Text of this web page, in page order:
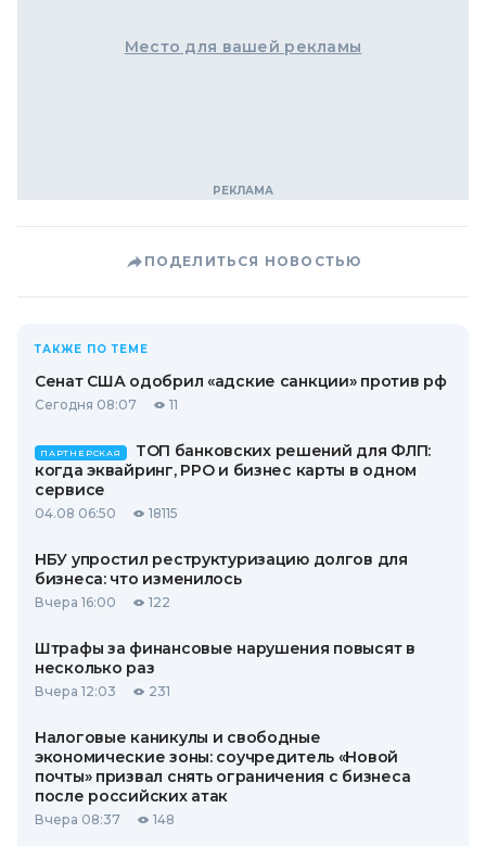
Место для вашей рекламы
ПОДЕЛИТЬСЯ НОВОСТЬЮ
ТАКЖЕ ПО ТЕМЕ
Сенат США одобрил «адские санкции» против рф
Сегодня 08:07 11
ПАРТНЕРСКАЯ
ТОП банковских решений для ФЛП:
когда эквайринг, РРО и бизнес карты в одном
сервисе
04.08 06:50 18115
НБУ упростил реструктуризацию долгов для
бизнеса: что изменилось
Вчера 16:00 122
Штрафы за финансовые нарушения повысят в
несколько раз
Вчера 12:03 231
Налоговые каникулы и свободные
экономические зоны: соучредитель «Новой
почты» призвал снять ограничения с бизнеса
после российских атак
Вчера 08:37 148